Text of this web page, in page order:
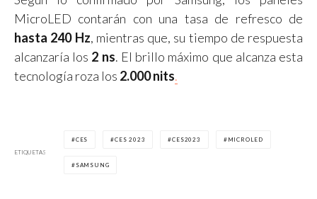
MicroLED contarán con una tasa de refresco de
hasta 240 Hz, mientras que, su tiempo de respuesta
alcanzaría los 2 ns. El brillo máximo que alcanza esta
tecnología roza los 2.000 nits.
ETIQUETAS
CES CES 2023 CES2023 MICROLED
SAMSUNG